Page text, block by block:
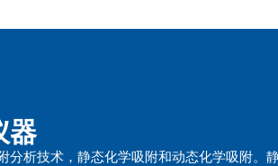
器
分析技术，静态化学吸附和动态化学吸附。